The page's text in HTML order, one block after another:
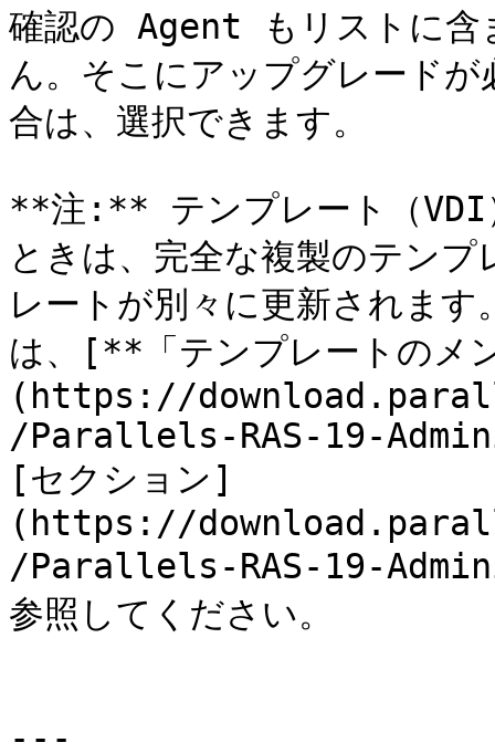
確認の Agent もリストに含
ん。そこにアップグレード
合は、選択できます。
**注:** テンプレート（VDI
ときは、完全な複製のテン
レートが別々に更新されま
は、[**「テンプレートのメ
(https://
/Parallels-RAS-19-
[セクション]
(https://
/Parallels-RAS-19-
参照してください。
---